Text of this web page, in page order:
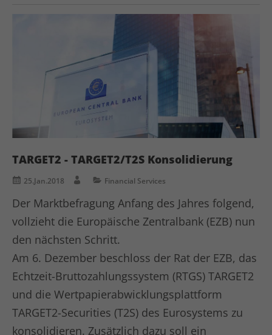
TARGET2 - TARGET2/T2S Konsolidierung
25.Jan.2018 Financial Services
Der Marktbefragung Anfang des Jahres folgend,
vollzieht die Europäische Zentralbank (EZB) nun
den nächsten Schritt.
Am 6. Dezember beschloss der Rat der EZB, das
Echtzeit-Bruttozahlungssystem (RTGS) TARGET2
und die Wertpapierabwicklungsplattform
TARGET2-Securities (T2S) des Eurosystems zu
konsolidieren. Zusätzlich dazu soll ein
LinkedIn
1 Jahr
LinkedIn setzt dieses Cookie, um die
Nutzung von eingebetteten Diensten zu
verfolgen.
Name li_gc
Anbieter LinkedIn
Laufzeit 6 Monate
Zweck
Linkedin setzt dieses Cookie, um die
Zustimmung des Besuchers zur
Verwendung von Cookies für nicht
wesentliche Zwecke zu speichern.
Name lidc